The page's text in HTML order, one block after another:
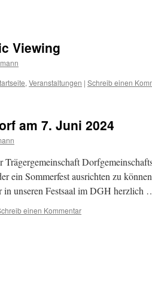
Viewing
, Veranstaltungen | Schreib einen
am 7. Juni 2024
ein Sommerfest ausrichten zu
in unseren Festsaal im DGH herzlich
einen Kommentar